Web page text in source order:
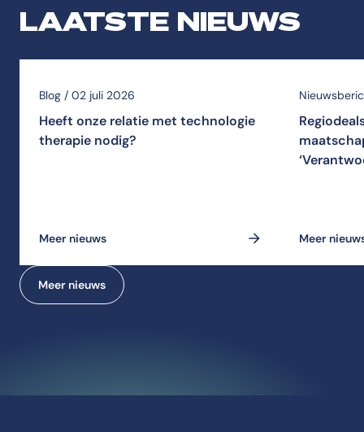
LAATSTE NIEUWS
Blog / 02 juli 2026
Heeft onze relatie met technologie
therapie nodig?
Meer nieuws Meer
Meer nieuws